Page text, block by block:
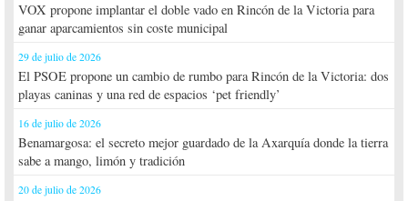
VOX propone implantar el doble vado en Rincón de la Victoria para
ganar aparcamientos sin coste municipal
29 de julio de 2026
El PSOE propone un cambio de rumbo para Rincón de la Victoria: dos
playas caninas y una red de espacios ‘pet friendly’
16 de julio de 2026
Benamargosa: el secreto mejor guardado de la Axarquía donde la tierra
sabe a mango, limón y tradición
20 de julio de 2026